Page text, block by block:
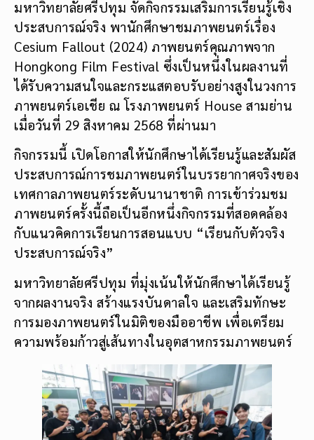
มหาวิทยาลัยศรีปทุม จัดกิจกรรมเสริมการเรียนรู้เชิง
ประสบการณ์จริง พานักศึกษาชมภาพยนตร์เรื่อง
Cesium Fallout (2024) ภาพยนตร์คุณภาพจาก
Hongkong Film Festival ซึ่งเป็นหนึ่งในผลงานที่
ได้รับความสนใจและกระแสตอบรับอย่างสูงในวงการ
ภาพยนตร์เอเชีย ณ โรงภาพยนตร์ House สามย่าน
เมื่อวันที่ 29 สิงหาคม 2568 ที่ผ่านมา
กิจกรรมนี้ เปิดโอกาสให้นักศึกษาได้เรียนรู้และสัมผัส
ประสบการณ์การชมภาพยนตร์ในบรรยากาศจริงของ
เทศกาลภาพยนตร์ระดับนานาชาติ การเข้าร่วมชม
ภาพยนตร์ครั้งนี้ถือเป็นอีกหนึ่งกิจกรรมที่สอดคล้อง
กับแนวคิดการเรียนการสอนแบบ “เรียนกับตัวจริง
ประสบการณ์จริง”
มหาวิทยาลัยศรีปทุม ที่มุ่งเน้นให้นักศึกษาได้เรียนรู้
จากผลงานจริง สร้างแรงบันดาลใจ และเสริมทักษะ
การมองภาพยนตร์ในมิติของมืออาชีพ เพื่อเตรียม
ความพร้อมก้าวสู่เส้นทางในอุตสาหกรรมภาพยนตร์